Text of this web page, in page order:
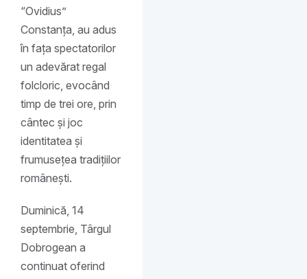
“Ovidius”
Constanța, au adus
în fața spectatorilor
un adevărat regal
folcloric, evocând
timp de trei ore, prin
cântec și joc
identitatea și
frumusețea tradițiilor
românești.
Duminică, 14
septembrie, Târgul
Dobrogean a
continuat oferind